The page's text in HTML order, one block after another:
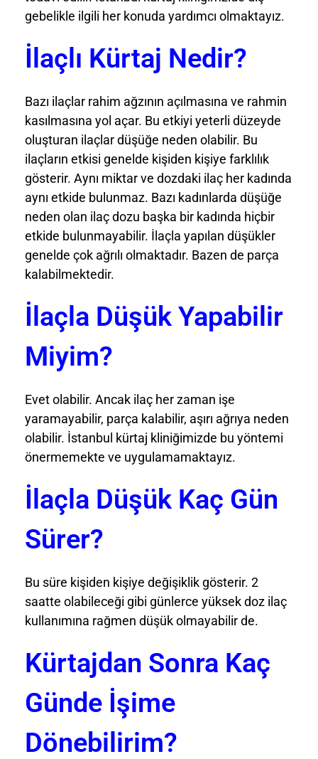
gebelikle ilgili her konuda yardımcı olmaktayız.
İlaçlı Kürtaj Nedir?
Bazı ilaçlar rahim ağzının açılmasına ve rahmin
kasılmasına yol açar. Bu etkiyi yeterli düzeyde
oluşturan ilaçlar düşüğe neden olabilir. Bu
ilaçların etkisi genelde kişiden kişiye farklılık
gösterir. Aynı miktar ve dozdaki ilaç her kadında
aynı etkide bulunmaz. Bazı kadınlarda düşüğe
neden olan ilaç dozu başka bir kadında hiçbir
etkide bulunmayabilir. İlaçla yapılan düşükler
genelde çok ağrılı olmaktadır. Bazen de parça
kalabilmektedir.
İlaçla Düşük Yapabilir
Miyim?
Evet olabilir. Ancak ilaç her zaman işe
yaramayabilir, parça kalabilir, aşırı ağrıya neden
olabilir. İstanbul kürtaj kliniğimizde bu yöntemi
önermemekte ve uygulamamaktayız.
İlaçla Düşük Kaç Gün
Sürer?
Bu süre kişiden kişiye değişiklik gösterir. 2
saatte olabileceği gibi günlerce yüksek doz ilaç
kullanımına rağmen düşük olmayabilir de.
Kürtajdan Sonra Kaç
Günde İşime
Dönebilirim?